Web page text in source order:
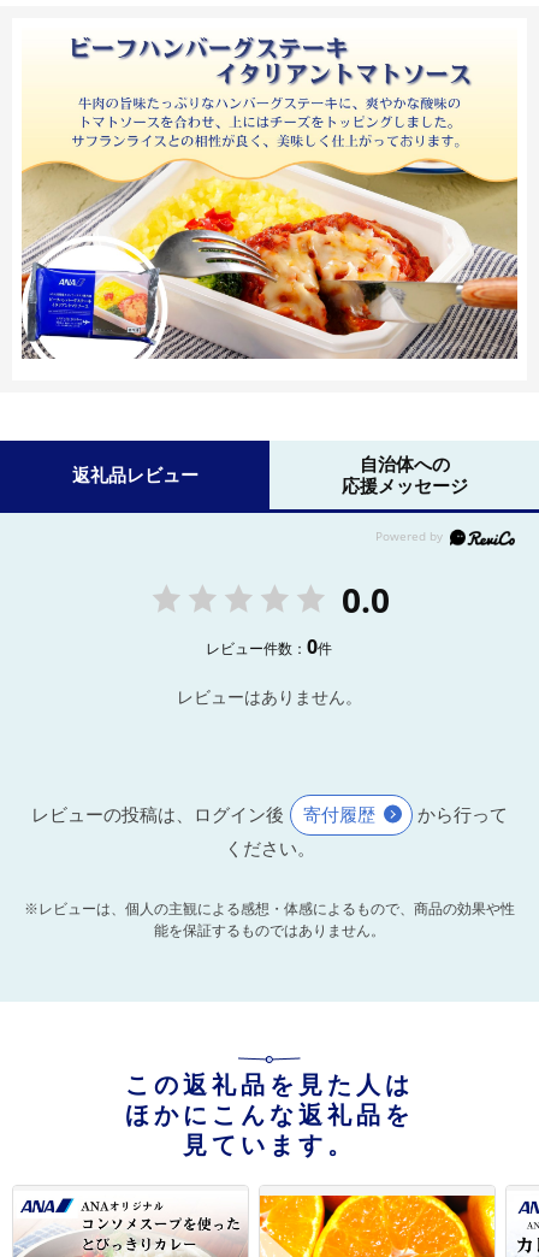
返礼品レビュー
自治体への
応援メッセージ
0.0
レビュー件数：0件
レビューはありません。
レビューの投稿は、ログイン後 寄付履歴
から行って
ください。
※レビューは、個人の主観による感想・体感によるもので、商品の効果や性
能を保証するものではありません。
この返礼品を見た人は
ほかにこんな返礼品を
見ています。